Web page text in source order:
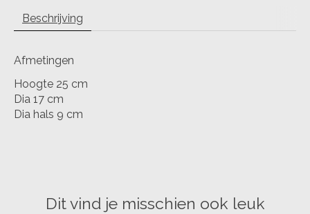
Beschrijving
Afmetingen
Hoogte 25 cm
Dia 17 cm
Dia hals 9 cm
Dit vind je misschien ook leuk